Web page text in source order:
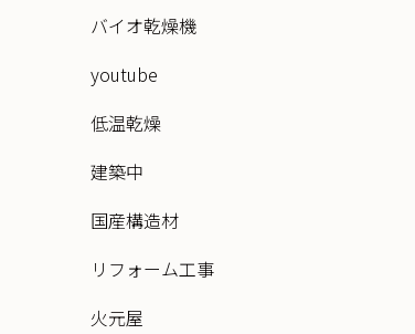
バイオ乾燥機
youtube
低温乾燥
建築中
国産構造材
リフォーム工事
火元屋